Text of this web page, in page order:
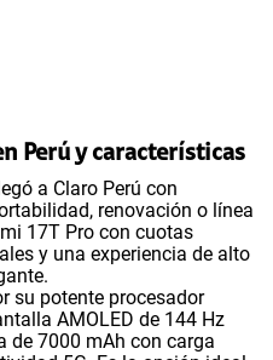
Perú y características
a Claro Perú con
renovación o línea
17T Pro con cuotas
y una experiencia de alto
su potente procesador
AMOLED de 144 Hz
de 7000 mAh con carga